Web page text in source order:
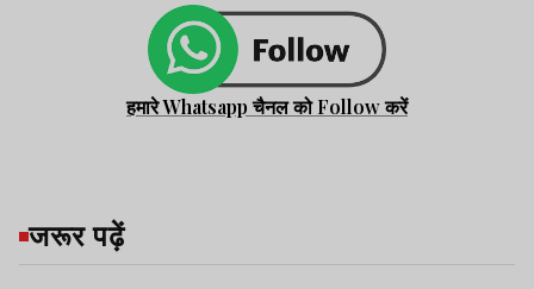
हमारे Whatsapp चैनल को Follow करें
जरूर पढ़ें